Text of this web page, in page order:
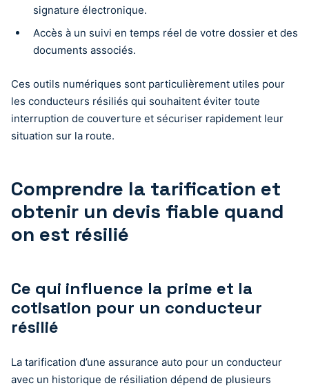
signature électronique.
Accès à un suivi en temps réel de votre dossier et des
documents associés.
Ces outils numériques sont particulièrement utiles pour
les conducteurs résiliés qui souhaitent éviter toute
interruption de couverture et sécuriser rapidement leur
situation sur la route.
Comprendre la tarification et
obtenir un devis fiable quand
on est résilié
Ce qui influence la prime et la
cotisation pour un conducteur
résilié
La tarification d’une assurance auto pour un conducteur
avec un historique de résiliation dépend de plusieurs